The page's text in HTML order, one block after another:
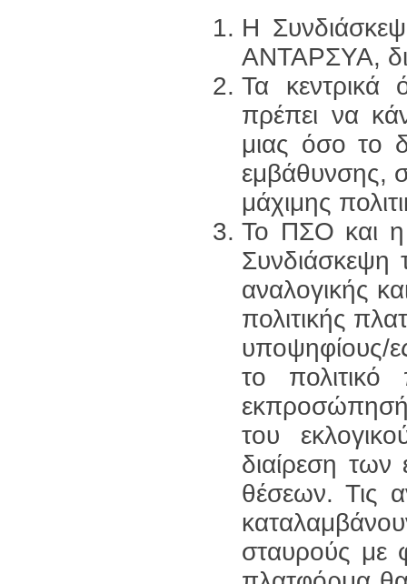
Η
ΑΝΤΑΡΣΥΑ,
Τα
πρέπει να
μιας όσο το
εμβάθυνσης,
μάχιμης
Το ΠΣΟ και η
αναλογικής
πολιτικής
υποψηφίους/
το
εκπροσώπησή
του
διαίρεση
θέσεων. Τις
σταυρούς με